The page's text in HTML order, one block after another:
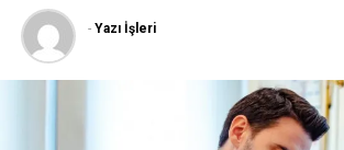
- Yazı İşleri